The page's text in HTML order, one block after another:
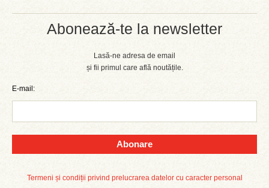
Abonează-te la newsletter
Lasă-ne adresa de email
și fii primul care află noutățile.
E-mail:
Abonare
Termeni și condiții privind prelucrarea datelor cu caracter personal